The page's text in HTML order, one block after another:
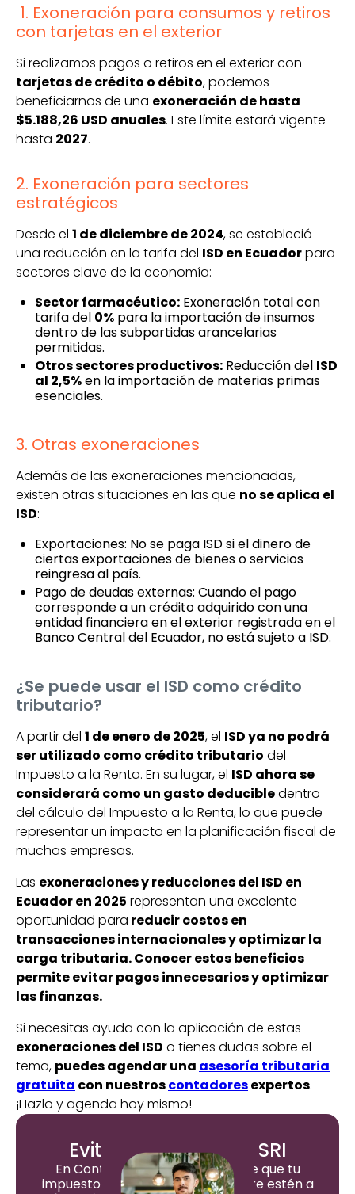
1. Exoneración para consumos y retiros
con tarjetas en el exterior
Si realizamos pagos o retiros en el exterior con
tarjetas de crédito o débito, podemos
beneficiarnos de una exoneración de hasta
$5.188,26 USD anuales. Este límite estará vigente
hasta 2027.
2. Exoneración para sectores
estratégicos
Desde el 1 de diciembre de 2024, se estableció
una reducción en la tarifa del ISD en Ecuadorpara
sectores clave de la economía:
Sector farmacéutico: Exoneración total con
tarifa del 0% para la importación de insumos
dentro de las subpartidas arancelarias
permitidas.
Otros sectores productivos: Reducción del ISD
al 2,5%en la importación de materias primas
esenciales.
3. Otras exoneraciones
Además de las exoneraciones mencionadas,
existen otras situaciones en las que no se aplica el
ISD:
Exportaciones: No se paga ISD si el dinero de
ciertas exportaciones de bienes o servicios
reingresa al país.
Pago de deudas externas: Cuando el pago
corresponde a un crédito adquirido con una
entidad financiera en el exterior registrada en el
Banco Central del Ecuador, no está sujeto a ISD.
¿Se puede usar el ISD como crédito
tributario?
A partir del 1 de enero de 2025, el ISD ya no podrá
ser utilizado como crédito tributario del
Impuesto a la Renta. En su lugar, el ISD ahora se
considerará como un gasto deducibledentro
del cálculo del Impuesto a la Renta, lo que puede
representar un impacto en la planificación fiscal de
muchas empresas.
Las exoneraciones y reducciones del ISD en
Ecuador en 2025 representan una excelente
oportunidad para reducir costos en
transacciones internacionales y optimizar la
carga tributaria. Conocer estos beneficios
permite evitar pagos innecesarios y optimizar
las finanzas.
Si necesitas ayuda con la aplicación de estas
exoneraciones del ISD o tienes dudas sobre el
tema, puedes agendar una asesoría tributaria
gratuita con nuestroscontadoresexpertos.
¡Hazlo y agenda hoy mismo!
Evita multas con el SRI
En ContApp nos encargamos de que tu
impuestos y declaraciones siempre estén a